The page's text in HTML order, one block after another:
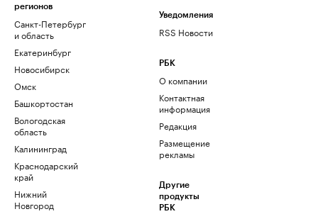
регионов
Санкт-Петербург
и область
Екатеринбург
Новосибирск
Омск
Башкортостан
Вологодская
область
Калининград
Краснодарский
край
Нижний
Новгород
Уведомления
RSS Новости
РБК
О компании
Контактная
информация
Редакция
Размещение
рекламы
Другие
продукты
РБК